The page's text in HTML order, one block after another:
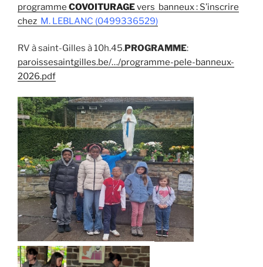
programme COVOITURAGEvers banneux : S’inscrire
chez M. LEBLANC (0499336529)
RV à saint-Gilles à 10h.45.PROGRAMME:
paroissesaintgilles.be/…/programme-pele-banneux-
2026.pdf